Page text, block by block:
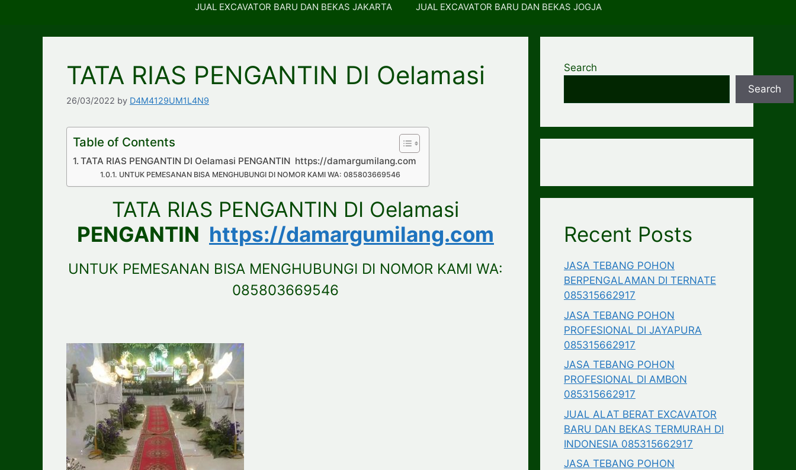
JUAL EXCAVATOR BARU DAN BEKAS JAKARTA JUAL EXCAVATOR BARU DAN BEKAS JOGJA
TATA RIAS PENGANTIN DI Oelamasi
26/03/2022 by D4M4129UM1L4N9
Table of Contents
TATA RIAS PENGANTIN DI Oelamasi PENGANTIN https://damargumilang.com
UNTUK PEMESANAN BISA MENGHUBUNGI DI NOMOR KAMI WA: 085803669546
TATA RIAS PENGANTIN DI Oelamasi
PENGANTIN https://damargumilang.com
UNTUK PEMESANAN BISA MENGHUBUNGI DI NOMOR KAMI WA:
085803669546
Search
Search
Recent Posts
JASA TEBANG POHON
BERPENGALAMAN DI TERNATE
085315662917
JASA TEBANG POHON
PROFESIONAL DI JAYAPURA
085315662917
JASA TEBANG POHON
PROFESIONAL DI AMBON
085315662917
JUAL ALAT BERAT EXCAVATOR
BARU DAN BEKAS TERMURAH DI
INDONESIA 085315662917
JASA TEBANG POHON